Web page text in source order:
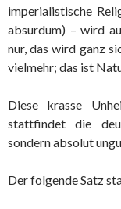
imperialistische
absurdum) – wird
nur, das wird ganz
vielmehr; das ist
Diese krasse
stattfindet die
sondern absolut
Der folgende Satz